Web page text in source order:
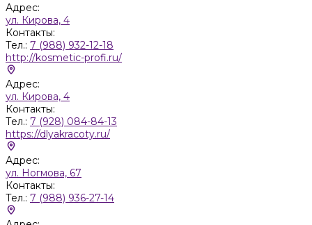
Адрес:
ул. Кирова, 4
Контакты:
Тел.: 7 (988) 932-12-18
http://kosmetic-profi.ru/
Адрес:
ул. Кирова, 4
Контакты:
Тел.: 7 (928) 084-84-13
https://dlyakracoty.ru/
Адрес:
ул. Ногмова, 67
Контакты:
Тел.: 7 (988) 936-27-14